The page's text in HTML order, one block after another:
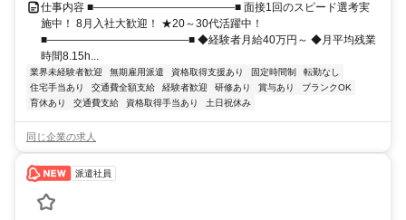
仕事内容 ■―――――――――――――■ 面接1回のスピード選考実
施中！ 8月入社大歓迎！ ★20～30代活躍中！
■―――――――――――――■ ◆経験者月給40万円～ ◆月平均残業
時間8.15h...
業界未経験者歓迎 無期雇用派遣 資格取得支援あり 固定時間制
転勤なし
住宅手当あり
交通費全額支給 経験者歓迎 研修あり 賞与あり
ブランクOK
育休あり
交通費支給 資格取得手当あり 土日祝休み
同じ企業の求人
派遣社員